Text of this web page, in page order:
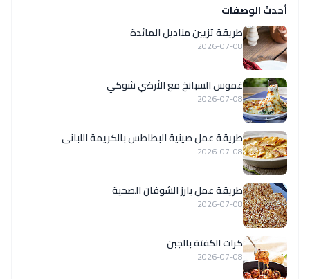
أحدث الوصفات
طريقة تزيين مناديل المائدة
2026-07-08
غموس السبانخ مع الأرضي شوكي
2026-07-08
طريقة عمل صينية البطاطس بالكريمة اللبانى
2026-07-08
طريقة عمل بارز الشوفان الصحية
2026-07-08
كرات الكفتة بالجبن
2026-07-08